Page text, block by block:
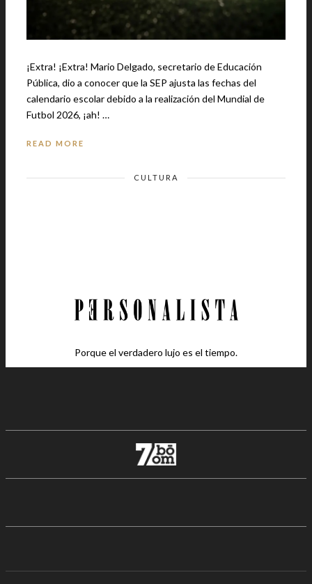
¡Extra! ¡Extra! Mario Delgado, secretario de Educación
Pública, dio a conocer que la SEP ajusta las fechas del
calendario escolar debido a la realización del Mundial de
Futbol 2026, ¡ah! …
READ MORE
CULTURA
Porque el verdadero lujo es el tiempo.